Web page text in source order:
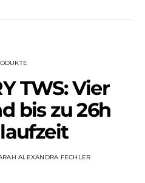
TWS: Vier
bis zu 26h
ALEXANDRA FECHLER